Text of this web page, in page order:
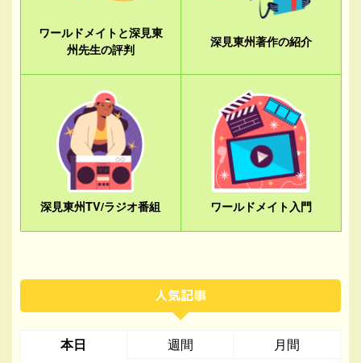
ワールドメイトと深見東
州先生の評判
深見東州著作の紹介
深見東州TV/ラジオ番組 ワールドメイト入門
人気記事
本日 週間 月間